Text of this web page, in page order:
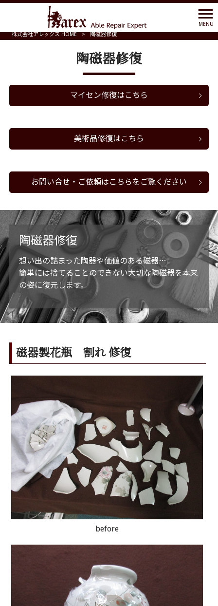
MENU
株式会社アレックス HOME
> 陶磁器修復
陶磁器修復
マイセン修復はこちら
美術品修復はこちら
お問い合せ・ご依頼はこちらをご覧ください
陶磁器修復
想い出の詰まった陶器や価値のある磁器…
簡単には捨てることのできない大切な陶磁器を本来
の姿に復元します。
磁器製花瓶 割れ 修復
before